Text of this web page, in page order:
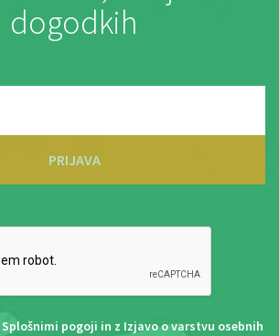
dogodkih
PRIJAVA
Splošnimi pogoji in z Izjavo o varstvu osebnih